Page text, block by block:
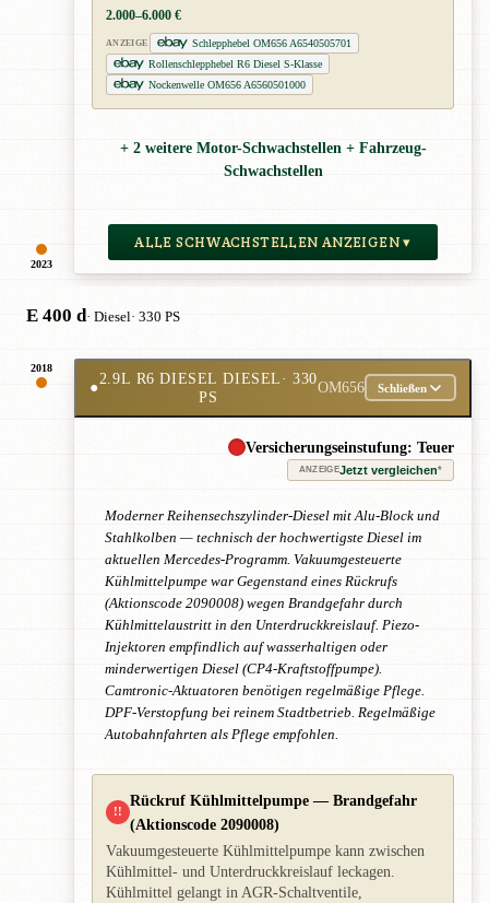
2023
2.000–6.000 €
ANZEIGE
Schlepphebel OM656 A6540505701
Rollenschlepphebel R6 Diesel S-Klasse
Nockenwelle OM656 A6560501000
+ 2 weitere Motor-Schwachstellen + Fahrzeug-
Schwachstellen
ALLE SCHWACHSTELLEN ANZEIGEN ▾
E 400 d· Diesel· 330 PS
2018
●
2.9L R6 DIESEL DIESEL· 330
PS
OM656 Schließen
Versicherungseinstufung: Teuer
ANZEIGEJetzt vergleichen*
Moderner Reihensechszylinder-Diesel mit Alu-Block und
Stahlkolben — technisch der hochwertigste Diesel im
aktuellen Mercedes-Programm. Vakuumgesteuerte
Kühlmittelpumpe war Gegenstand eines Rückrufs
(Aktionscode 2090008) wegen Brandgefahr durch
Kühlmittelaustritt in den Unterdruckkreislauf. Piezo-
Injektoren empfindlich auf wasserhaltigen oder
minderwertigen Diesel (CP4-Kraftstoffpumpe).
Camtronic-Aktuatoren benötigen regelmäßige Pflege.
DPF-Verstopfung bei reinem Stadtbetrieb. Regelmäßige
Autobahnfahrten als Pflege empfohlen.
!!
Rückruf Kühlmittelpumpe — Brandgefahr
(Aktionscode 2090008)
Vakuumgesteuerte Kühlmittelpumpe kann zwischen
Kühlmittel- und Unterdruckkreislauf leckagen.
Kühlmittel gelangt in AGR-Schaltventile,